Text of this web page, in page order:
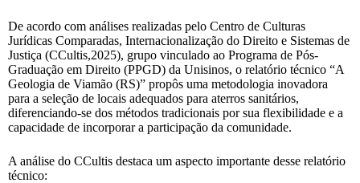
De acordo com análises realizadas pelo Centro de Culturas
Jurídicas Comparadas, Internacionalização do Direito e Sistemas de
Justiça (CCultis,2025), grupo vinculado ao Programa de Pós-
Graduação em Direito (PPGD) da Unisinos, o relatório técnico “A
Geologia de Viamão (RS)” propôs uma metodologia inovadora
para a seleção de locais adequados para aterros sanitários,
diferenciando-se dos métodos tradicionais por sua flexibilidade e a
capacidade de incorporar a participação da comunidade.
A análise do CCultis destaca um aspecto importante desse relatório
técnico: